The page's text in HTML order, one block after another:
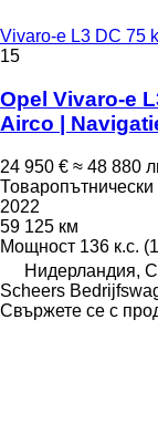
Vivaro-e L3 DC 75
15
Opel Vivaro-e
Airco |
24 950 € ≈ 48 880
Товаропътнически
2022
59 125 км
Мощност 136 к.с.
Нидерландия,
Scheers
Свържете се с